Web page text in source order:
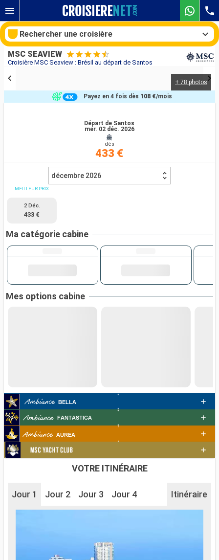
Croisière MSC Seaview : Brésil au départ de Santos
MSC SEAVIEW
+ 78 photos
Départ de Santos
mer. 02 déc. 2026
dès
433 €
Payez en 4 fois dès 108 €/mois
décembre 2026
MEILLEUR PRIX
2 Déc.
433 €
Ma catégorie cabine
Mes options cabine
VOTRE ITINÉRAIRE
Jour 1 Jour 2 Jour 3 Jour 4 Itinéraire
Rechercher une croisière
Compagnies
Rechercher